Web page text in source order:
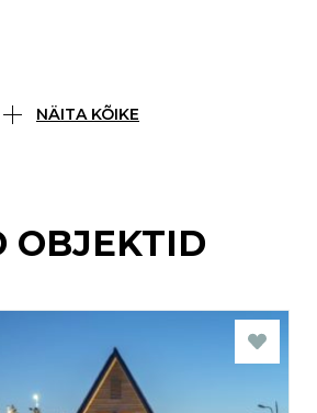
NÄITA KÕIKE
OBJEKTID